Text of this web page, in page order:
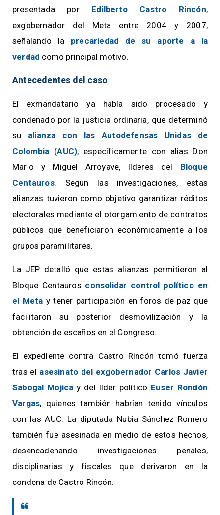
presentada por Edilberto Castro Rincón,
exgobernador del Meta entre 2004 y 2007,
señalando la precariedad de su aporte a la
verdad como principal motivo.
Antecedentes del caso
El exmandatario ya había sido procesado y
condenado por la justicia ordinaria, que determinó
su alianza con las Autodefensas Unidas de
Colombia (AUC), específicamente con alias Don
Mario y Miguel Arroyave, líderes del Bloque
Centauros. Según las investigaciones, estas
alianzas tuvieron como objetivo garantizar réditos
electorales mediante el otorgamiento de contratos
públicos que beneficiaron económicamente a los
grupos paramilitares.
La JEP detalló que estas alianzas permitieron al
Bloque Centauros consolidar control político en
el Meta y tener participación en foros de paz que
facilitaron su posterior desmovilización y la
obtención de escaños en el Congreso.
El expediente contra Castro Rincón tomó fuerza
tras el asesinato del exgobernador Carlos Javier
Sabogal Mojica y del líder político Euser Rondón
Vargas, quienes también habrían tenido vínculos
con las AUC. La diputada Nubia Sánchez Romero
también fue asesinada en medio de estos hechos,
desencadenando investigaciones penales,
disciplinarias y fiscales que derivaron en la
condena de Castro Rincón.